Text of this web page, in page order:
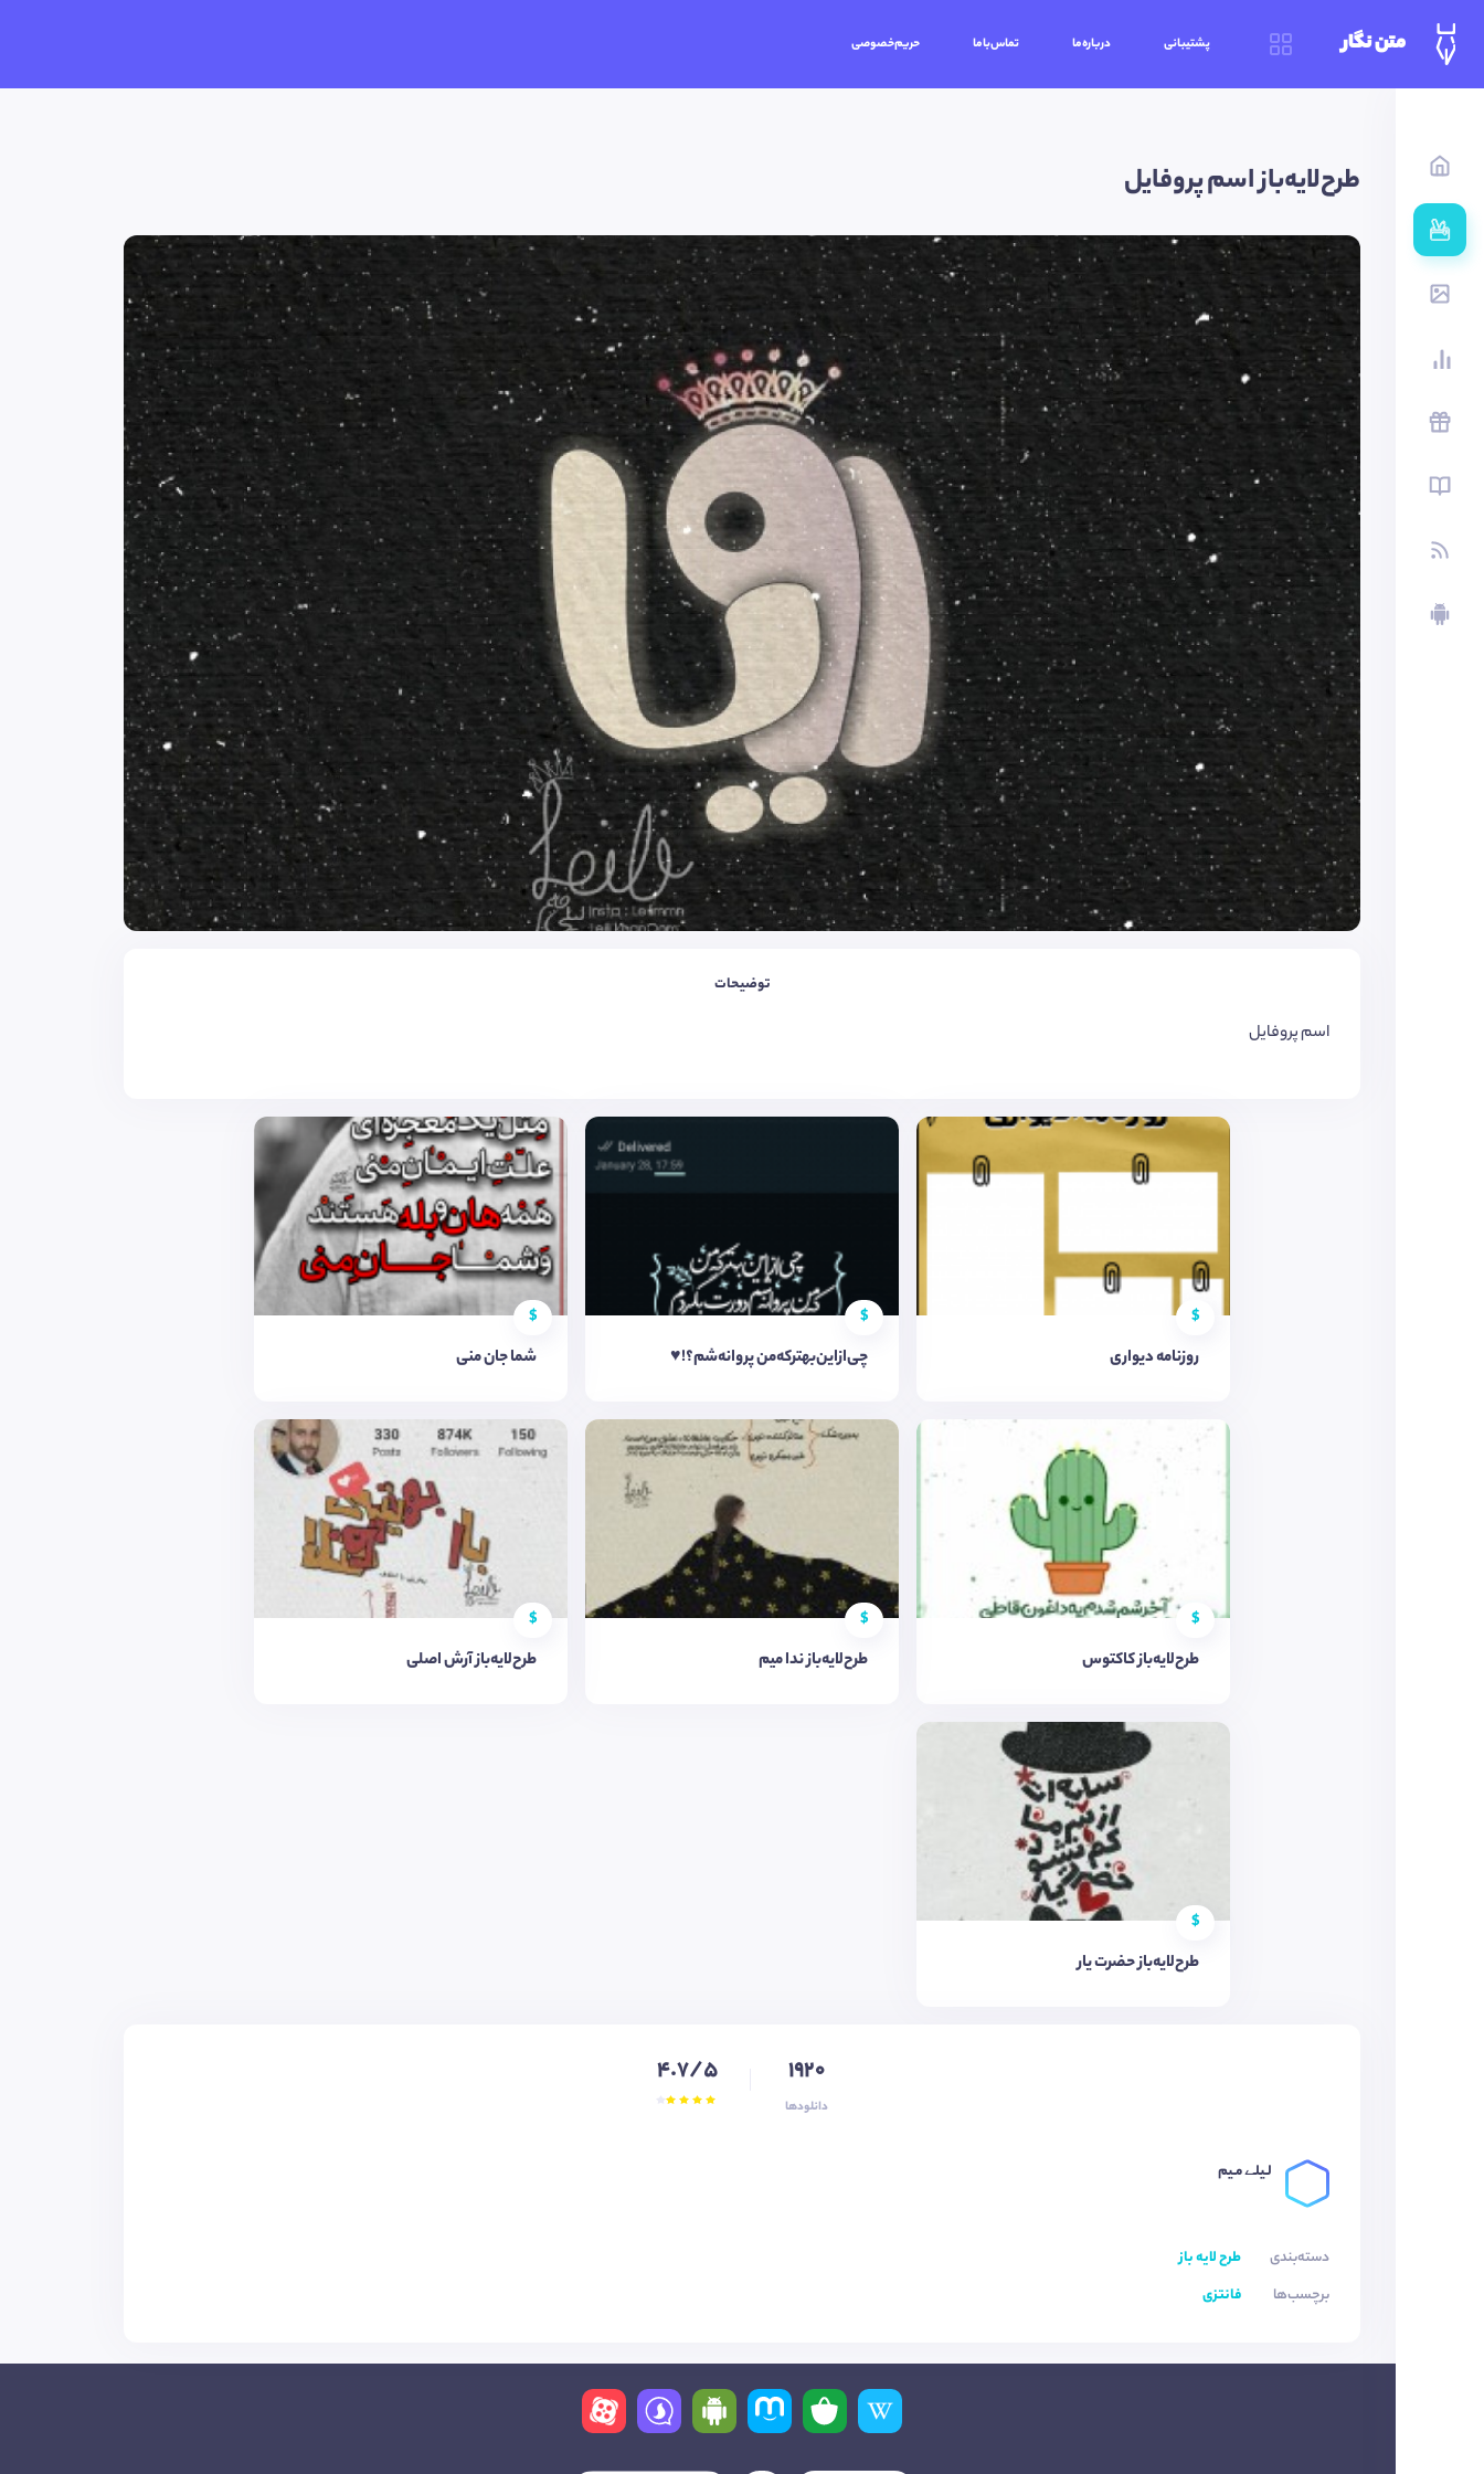
متن نگار پشتیبانی درباره‌ما تماس‌باما حریم‌خصوصی
طرح‌لایه‌باز اسم پروفایل
توضیحات
اسم پروفایل
$
روزنامه دیواری
$
چی‌از‌این‌بهتر‌که‌من پروانه‌شم؟!♥
$
شما جان منی
$
طرح‌لایه‌باز کاکتوس
$
طرح‌لایه‌باز ندا میم
$
طرح‌لایه‌باز آرش اصلی
$
طرح‌لایه‌باز حضرت یار
1920
دانلودها
4.7/5
لـیلـے مـیم
دسته‌بندی
طرح لایه باز
برچسب‌ها
فانتزی